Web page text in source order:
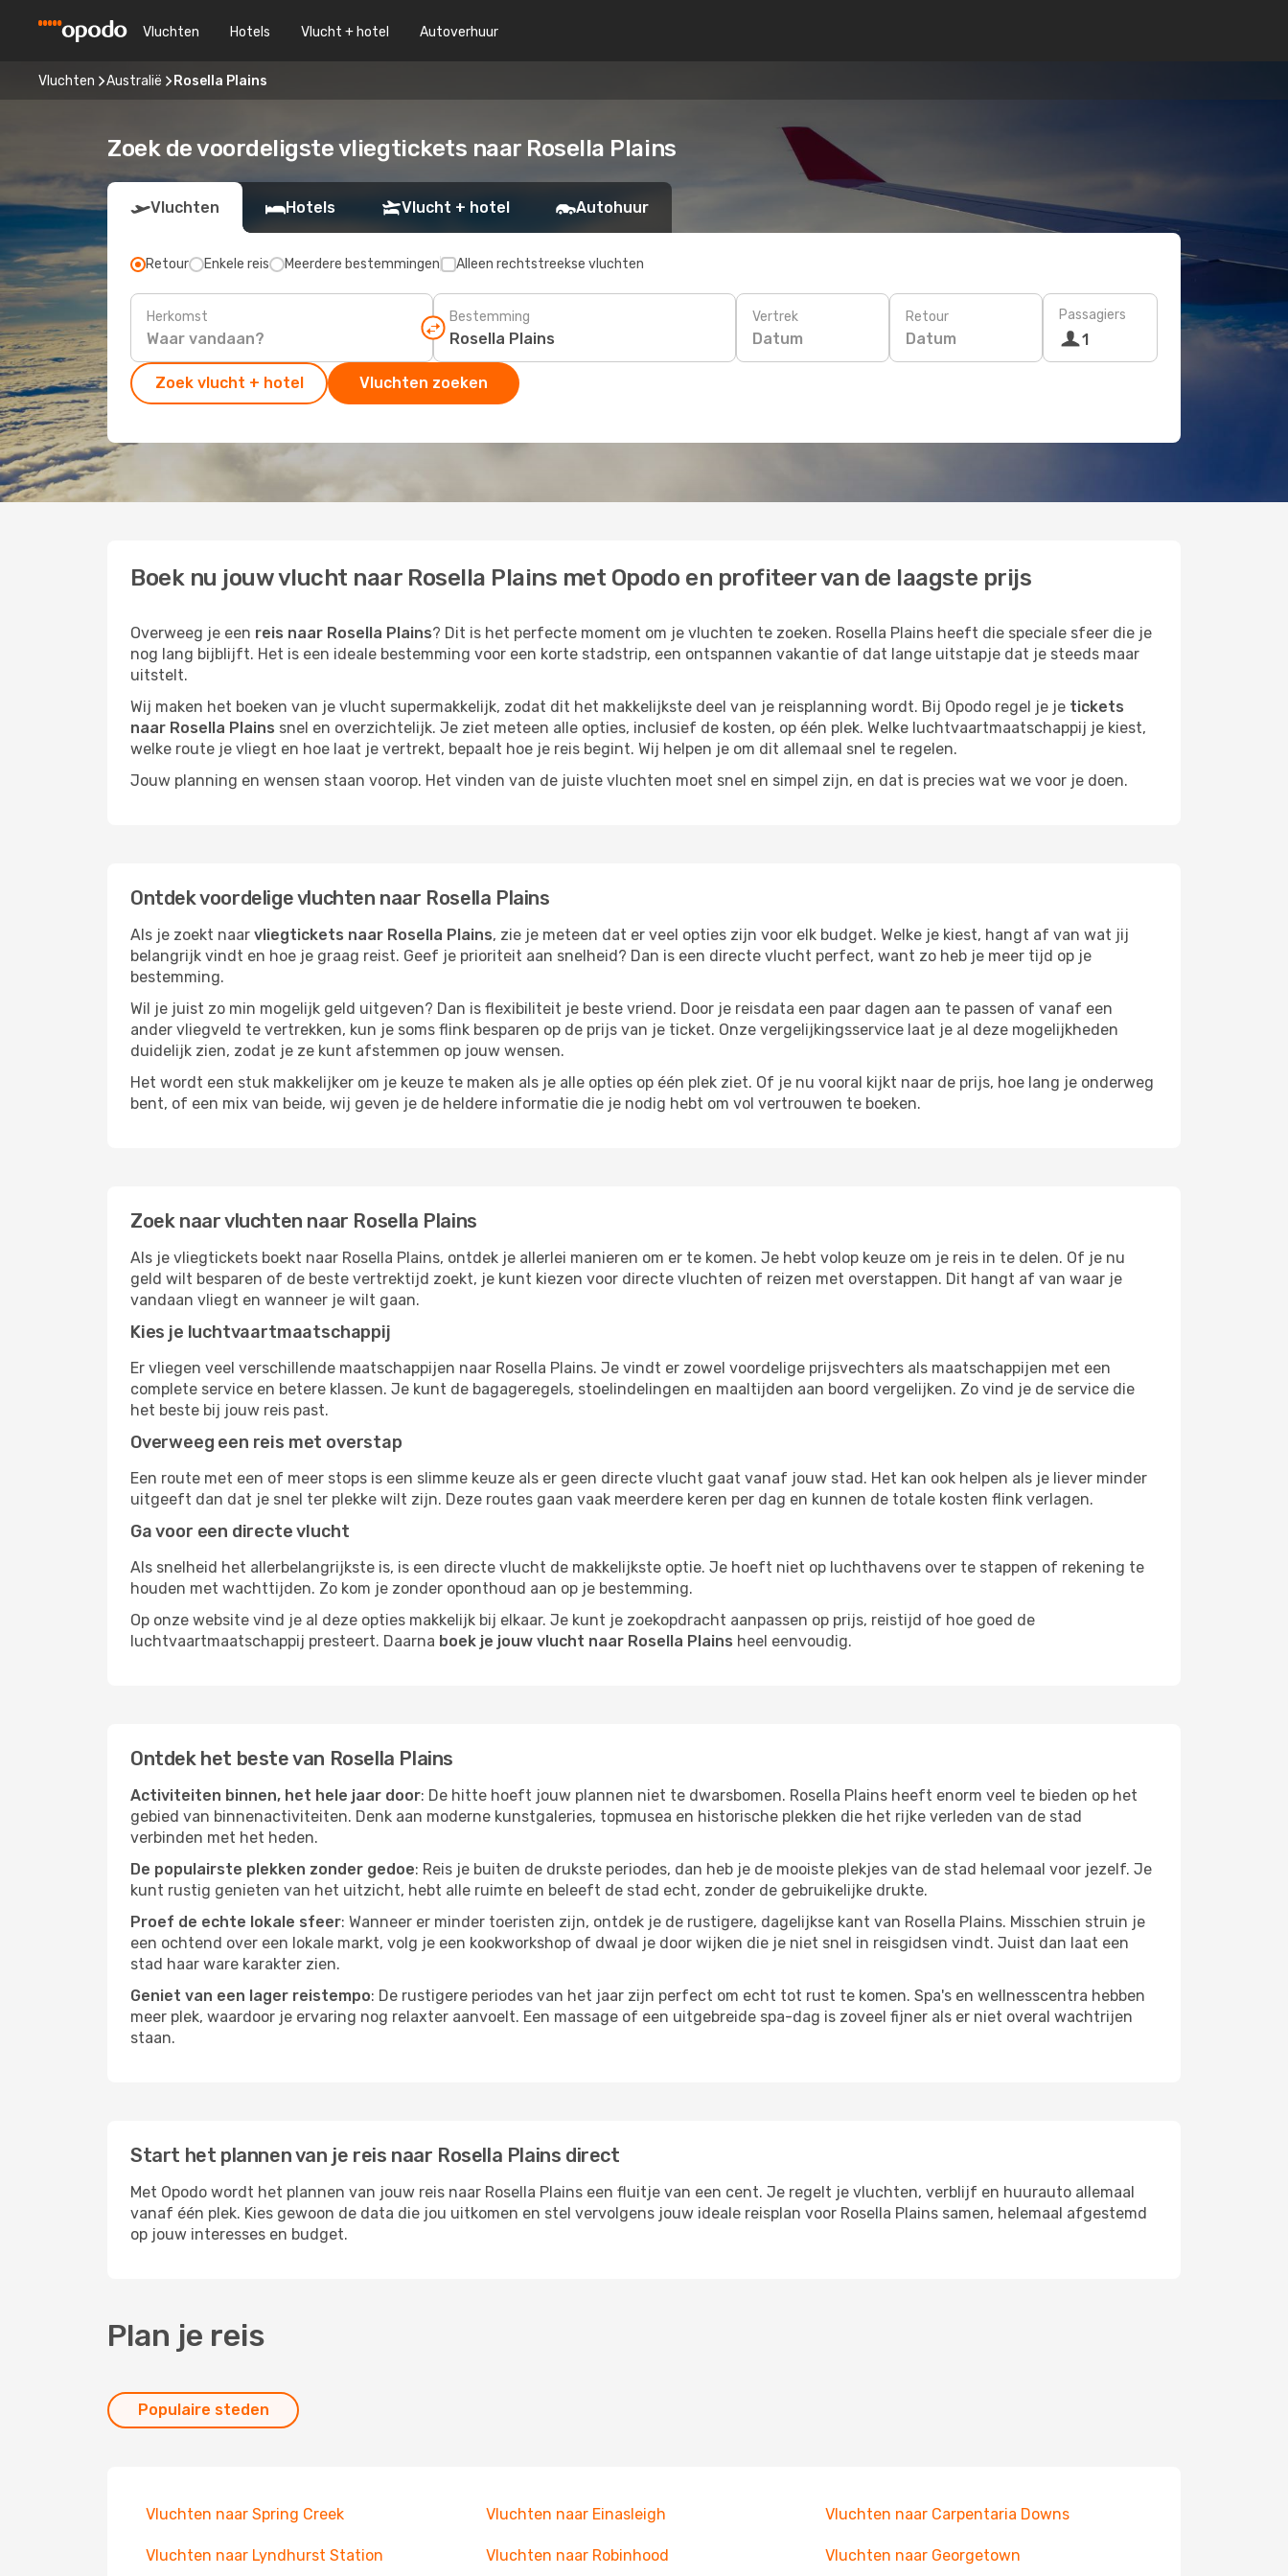
Vluchten Hotels Vlucht + hotel Autoverhuur
Vluchten Australië Rosella Plains
Zoek de voordeligste vliegtickets naar Rosella Plains
Vluchten Hotels Vlucht + hotel Autohuur
Retour Enkele reis Meerdere bestemmingen Alleen rechtstreekse vluchten
Herkomst Bestemming Vertrek
Datum
Retour
Datum
Passagiers
1
Zoek vlucht + hotel Vluchten zoeken
Boek nu jouw vlucht naar Rosella Plains met Opodo en profiteer van de laagste prijs
Overweeg je een reis naar Rosella Plains? Dit is het perfecte moment om je vluchten te zoeken. Rosella Plains heeft die speciale sfeer die je
nog lang bijblijft. Het is een ideale bestemming voor een korte stadstrip, een ontspannen vakantie of dat lange uitstapje dat je steeds maar
uitstelt.
Wij maken het boeken van je vlucht supermakkelijk, zodat dit het makkelijkste deel van je reisplanning wordt. Bij Opodo regel je je tickets
naar Rosella Plains snel en overzichtelijk. Je ziet meteen alle opties, inclusief de kosten, op één plek. Welke luchtvaartmaatschappij je kiest,
welke route je vliegt en hoe laat je vertrekt, bepaalt hoe je reis begint. Wij helpen je om dit allemaal snel te regelen.
Jouw planning en wensen staan voorop. Het vinden van de juiste vluchten moet snel en simpel zijn, en dat is precies wat we voor je doen.
Ontdek voordelige vluchten naar Rosella Plains
Als je zoekt naar vliegtickets naar Rosella Plains, zie je meteen dat er veel opties zijn voor elk budget. Welke je kiest, hangt af van wat jij
belangrijk vindt en hoe je graag reist. Geef je prioriteit aan snelheid? Dan is een directe vlucht perfect, want zo heb je meer tijd op je
bestemming.
Wil je juist zo min mogelijk geld uitgeven? Dan is flexibiliteit je beste vriend. Door je reisdata een paar dagen aan te passen of vanaf een
ander vliegveld te vertrekken, kun je soms flink besparen op de prijs van je ticket. Onze vergelijkingsservice laat je al deze mogelijkheden
duidelijk zien, zodat je ze kunt afstemmen op jouw wensen.
Het wordt een stuk makkelijker om je keuze te maken als je alle opties op één plek ziet. Of je nu vooral kijkt naar de prijs, hoe lang je onderweg
bent, of een mix van beide, wij geven je de heldere informatie die je nodig hebt om vol vertrouwen te boeken.
Zoek naar vluchten naar Rosella Plains
Als je vliegtickets boekt naar Rosella Plains, ontdek je allerlei manieren om er te komen. Je hebt volop keuze om je reis in te delen. Of je nu
geld wilt besparen of de beste vertrektijd zoekt, je kunt kiezen voor directe vluchten of reizen met overstappen. Dit hangt af van waar je
vandaan vliegt en wanneer je wilt gaan.
Kies je luchtvaartmaatschappij
Er vliegen veel verschillende maatschappijen naar Rosella Plains. Je vindt er zowel voordelige prijsvechters als maatschappijen met een
complete service en betere klassen. Je kunt de bagageregels, stoelindelingen en maaltijden aan boord vergelijken. Zo vind je de service die
het beste bij jouw reis past.
Overweeg een reis met overstap
Een route met een of meer stops is een slimme keuze als er geen directe vlucht gaat vanaf jouw stad. Het kan ook helpen als je liever minder
uitgeeft dan dat je snel ter plekke wilt zijn. Deze routes gaan vaak meerdere keren per dag en kunnen de totale kosten flink verlagen.
Ga voor een directe vlucht
Als snelheid het allerbelangrijkste is, is een directe vlucht de makkelijkste optie. Je hoeft niet op luchthavens over te stappen of rekening te
houden met wachttijden. Zo kom je zonder oponthoud aan op je bestemming.
Op onze website vind je al deze opties makkelijk bij elkaar. Je kunt je zoekopdracht aanpassen op prijs, reistijd of hoe goed de
luchtvaartmaatschappij presteert. Daarna boek je jouw vlucht naar Rosella Plains heel eenvoudig.
Ontdek het beste van Rosella Plains
Activiteiten binnen, het hele jaar door: De hitte hoeft jouw plannen niet te dwarsbomen. Rosella Plains heeft enorm veel te bieden op het
gebied van binnenactiviteiten. Denk aan moderne kunstgaleries, topmusea en historische plekken die het rijke verleden van de stad
verbinden met het heden.
De populairste plekken zonder gedoe: Reis je buiten de drukste periodes, dan heb je de mooiste plekjes van de stad helemaal voor jezelf. Je
kunt rustig genieten van het uitzicht, hebt alle ruimte en beleeft de stad echt, zonder de gebruikelijke drukte.
Proef de echte lokale sfeer: Wanneer er minder toeristen zijn, ontdek je de rustigere, dagelijkse kant van Rosella Plains. Misschien struin je
een ochtend over een lokale markt, volg je een kookworkshop of dwaal je door wijken die je niet snel in reisgidsen vindt. Juist dan laat een
stad haar ware karakter zien.
Geniet van een lager reistempo: De rustigere periodes van het jaar zijn perfect om echt tot rust te komen. Spa's en wellnesscentra hebben
meer plek, waardoor je ervaring nog relaxter aanvoelt. Een massage of een uitgebreide spa-dag is zoveel fijner als er niet overal wachtrijen
staan.
Start het plannen van je reis naar Rosella Plains direct
Met Opodo wordt het plannen van jouw reis naar Rosella Plains een fluitje van een cent. Je regelt je vluchten, verblijf en huurauto allemaal
vanaf één plek. Kies gewoon de data die jou uitkomen en stel vervolgens jouw ideale reisplan voor Rosella Plains samen, helemaal afgestemd
op jouw interesses en budget.
Plan je reis
Populaire steden
Vluchten naar Spring Creek Vluchten naar Einasleigh Vluchten naar Carpentaria Downs
Vluchten naar Lyndhurst Station Vluchten naar Robinhood Vluchten naar Georgetown